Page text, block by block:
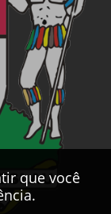
que você